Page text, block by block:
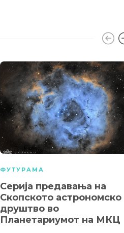
ФУТУРАМА
Серија предавања на
Скопското астрономско
друштво во
Планетариумот на МКЦ